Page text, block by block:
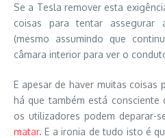
Se a Tesla remover esta
coisas para tentar assegurar
(mesmo assumindo que
câmara interior para ver o
E apesar de haver muitas coisas
há que também está
os utilizadores podem deparar-
matar. E a ironia de tudo isto é